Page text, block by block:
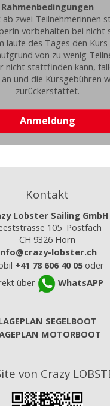
Rahmenbedingungen
zwei Teilnehmerinnen
vorbehalten bei nicht
laufe des Tages den Kurs
von zu wenig
nicht stattfinden kann,
an und die Kursgebühren
zurückerstattet.
Anmeldung
Kontakt
Lobster Sailing GmbH
105 Postfach
CH 9326 Horn
lobster.ch
+41 78 606 40 05oder
über
WhatsAPP
SEGELBOOT
MOTORBOOT
von Crazy